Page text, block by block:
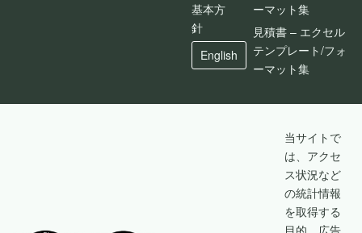
基本方
針
English
ーマット集
見積書 – エクセル
テンプレート/フォ
ーマット集
当サイトで
は、アクセ
ス状況など
の統計情報
を取得する